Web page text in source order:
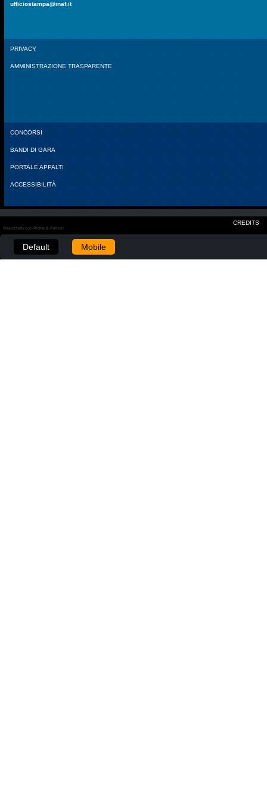
ufficiostampa@inaf.it
PRIVACY
AMMINISTRAZIONE TRASPARENTE
CONCORSI
BANDI DI GARA
PORTALE APPALTI
ACCESSIBILITÀ
CREDITS
Realizzato con Plone & Python
Default Mobile